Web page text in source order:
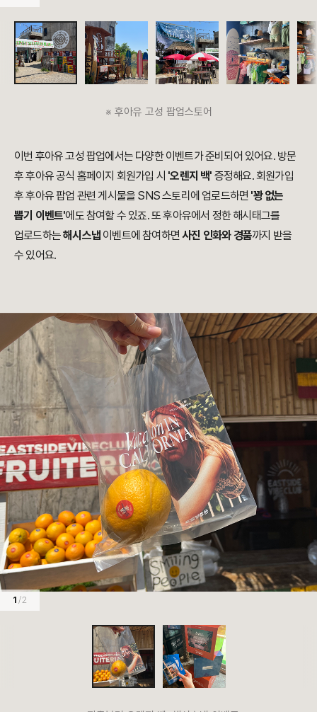
※ 후아유 고성 팝업스토어
이번 후아유 고성 팝업에서는 다양한 이벤트가 준비되어 있어요. 방문
후 후아유 공식 홈페이지 회원가입 시 '오렌지 백' 증정해요. 회원가입
후 후아유 팝업 관련 게시물을 SNS 스토리에 업로드하면 '꽝 없는
뽑기 이벤트'에도 참여할 수 있죠. 또 후아유에서 정한 해시태그를
업로드하는해시스냅 이벤트에 참여하면사진 인화와 경품까지 받을
수 있어요.
1 / 2